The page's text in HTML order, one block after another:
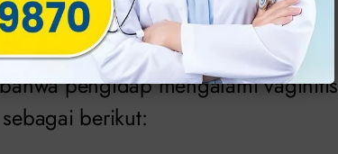
tengah hamil, selain indikasi di
pengidap mengalami vaginitis
berikut: